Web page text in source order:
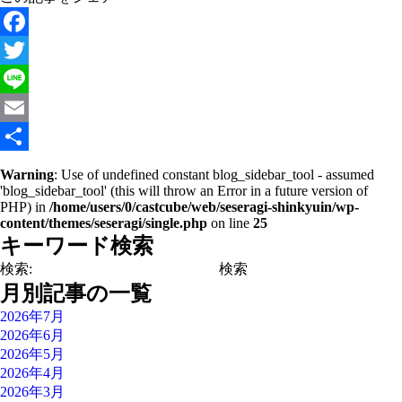
Facebook
Twitter
Line
Email
有
Warning: Use of undefined constant blog_sidebar_tool - assumed
'blog_sidebar_tool' (this will throw an Error in a future version of
PHP) in /home/users/0/castcube/web/seseragi-shinkyuin/wp-
content/themes/seseragi/single.php on line 25
キーワード検索
検索:
月別記事の一覧
2026年7月
2026年6月
2026年5月
2026年4月
2026年3月